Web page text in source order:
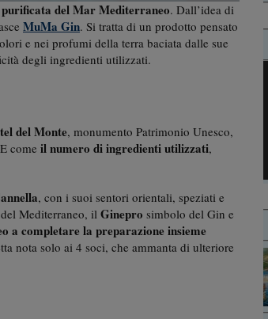
del Mar Mediterraneo. Dall’idea di
MuMa Gin. Si tratta di un prodotto pensato
e nei profumi della terra baciata dalle sue
degli ingredienti utilizzati.
del Monte, monumento Patrimonio Unesco,
come il numero di ingredienti utilizzati,
, con i suoi sentori orientali, speziati e
Mediterraneo, il Ginepro simbolo del Gin e
a completare la preparazione insieme
nota solo ai 4 soci, che ammanta di ulteriore